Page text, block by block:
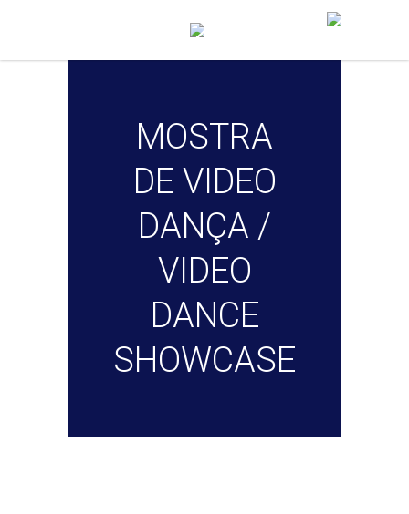
MOSTRA
DE VIDEO
DANÇA /
VIDEO
DANCE
SHOWCASE